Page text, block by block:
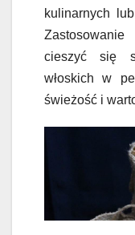
kulinarnych
cieszyć się
włoskich w
świeżość i